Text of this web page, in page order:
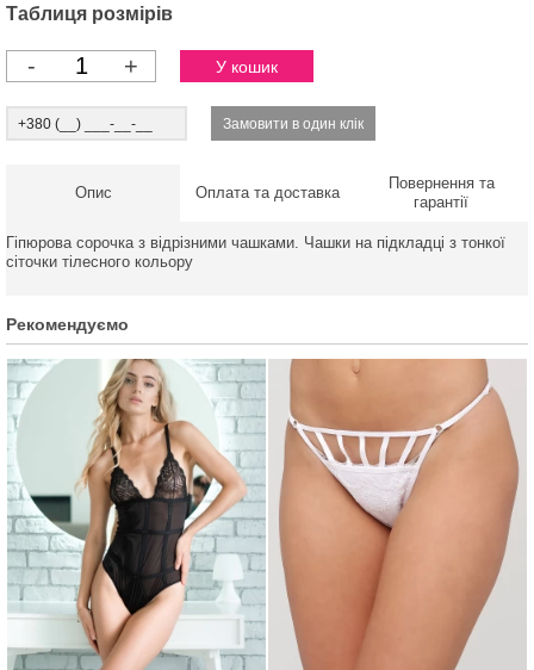
Таблиця розмірів
- +
Опис Оплата та доставка
Повернення та
гарантії
Гіпюрова сорочка з відрізними чашками. Чашки на підкладці з тонкої
сіточки тілесного кольору
Рекомендуємо